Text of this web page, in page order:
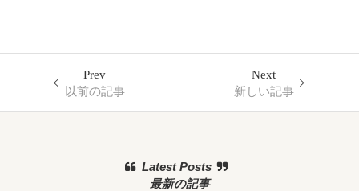
Prev
以前の記事
Next
新しい記事
Latest Posts
最新の記事